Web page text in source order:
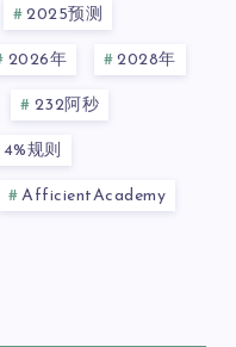
2025预测
2026年 2028年
232阿秒
4%规则
AfficientAcademy